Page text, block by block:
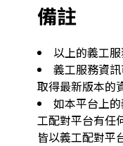
備註
以上的義工
義工服務資
取得最新版本的
如本平台上
工配對平台有任
皆以義工配對平